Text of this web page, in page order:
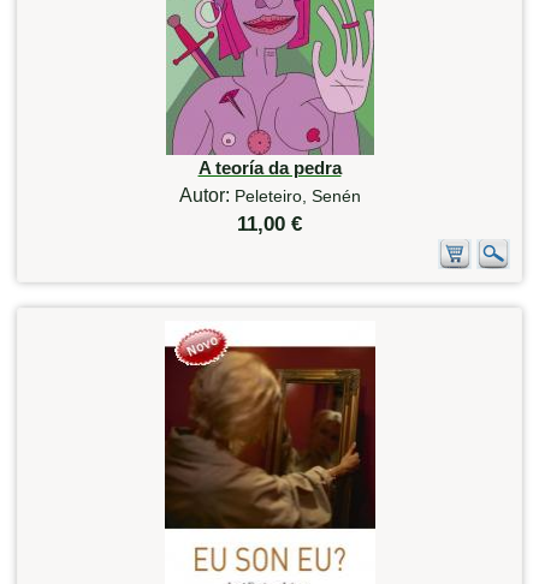
A teoría da pedra
Autor: Peleteiro, Senén
11,00 €